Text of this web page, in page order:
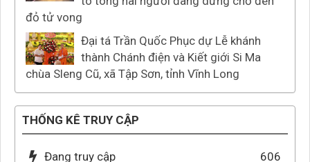
đỏ tử vong
Đại tá Trần Quốc Phục dự Lễ khánh
thành Chánh điện và Kiết giới Si Ma
chùa Sleng Cũ, xã Tập Sơn, tỉnh Vĩnh Long
THỐNG KÊ TRUY CẬP
Đang truy cập
606